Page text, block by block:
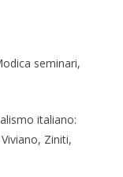
seminari,
italiano:
Ziniti,